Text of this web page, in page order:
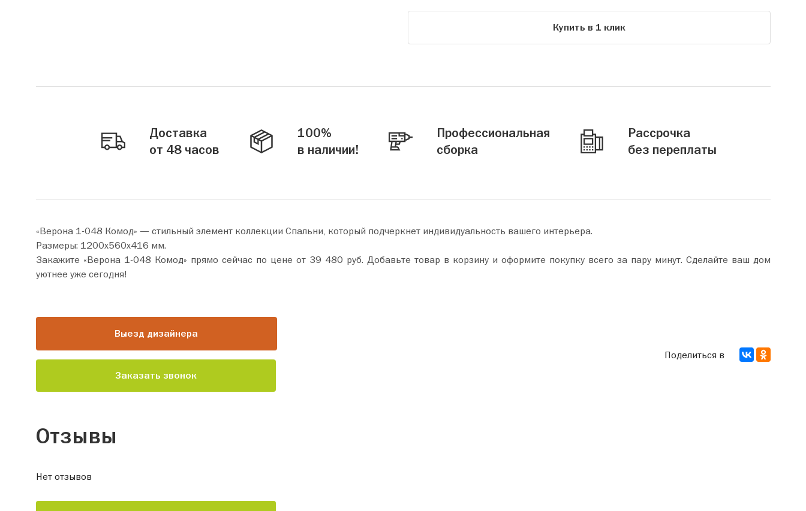
Купить в 1 клик
Доставка
от 48 часов
100%
в наличии!
Профессиональная
сборка
Рассрочка
без переплаты
«Верона 1-048 Комод» — стильный элемент коллекции Спальни, который подчеркнет индивидуальность вашего интерьера.
Размеры: 1200х560х416 мм.
Закажите «Верона 1-048 Комод» прямо сейчас по цене от 39 480 руб. Добавьте товар в корзину и оформите покупку всего за пару минут. Сделайте ваш дом
уютнее уже сегодня!
Выезд дизайнера
Заказать звонок
Поделиться в
Отзывы
Нет отзывов